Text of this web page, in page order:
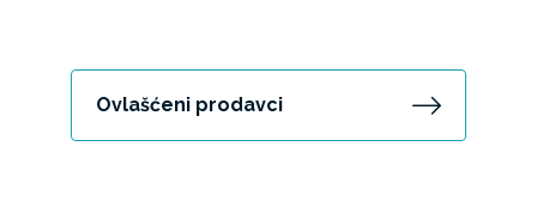
Ovlašćeni prodavci